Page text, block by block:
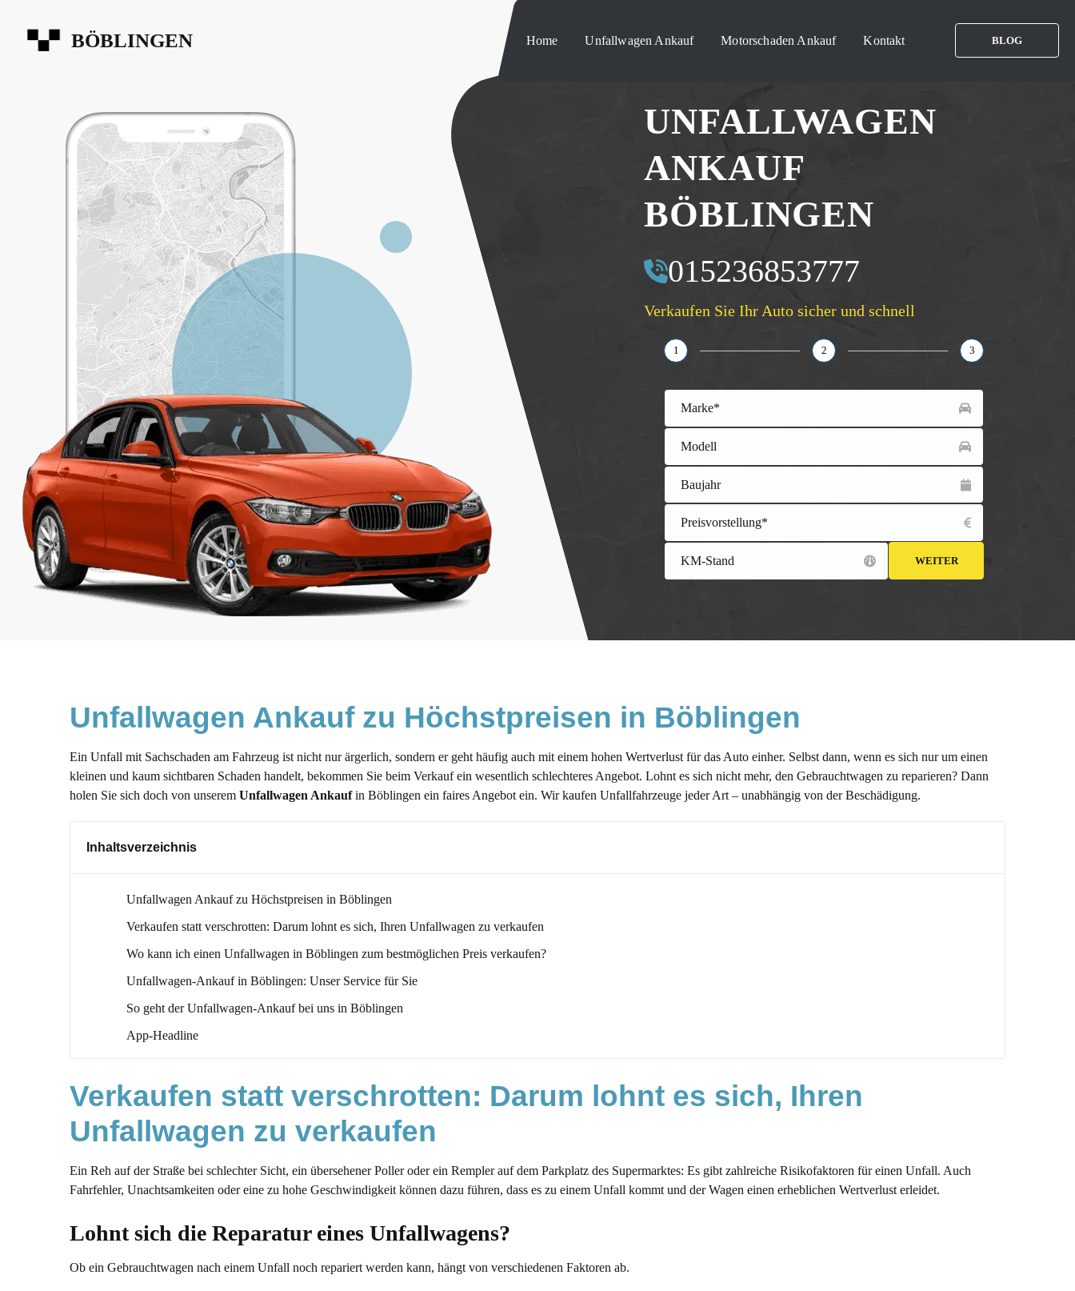
BÖBLINGEN Home Unfallwagen Ankauf Motorschaden Ankauf Kontakt BLOG
UNFALLWAGEN
ANKAUF
BÖBLINGEN
015236853777
Verkaufen Sie Ihr Auto sicher und schnell
1 2 3
Marke*
Modell
Baujahr
Preisvorstellung*
KM-Stand WEITER
Unfallwagen Ankauf zu Höchstpreisen in Böblingen
Ein Unfall mit Sachschaden am Fahrzeug ist nicht nur ärgerlich, sondern er geht häufig auch mit einem hohen Wertverlust für das Auto einher. Selbst dann, wenn es sich nur um einen
kleinen und kaum sichtbaren Schaden handelt, bekommen Sie beim Verkauf ein wesentlich schlechteres Angebot. Lohnt es sich nicht mehr, den Gebrauchtwagen zu reparieren? Dann
holen Sie sich doch von unserem Unfallwagen Ankaufin Böblingen ein faires Angebot ein. Wir kaufen Unfallfahrzeuge jeder Art – unabhängig von der Beschädigung.
Inhaltsverzeichnis
Unfallwagen Ankauf zu Höchstpreisen in Böblingen
Verkaufen statt verschrotten: Darum lohnt es sich, Ihren Unfallwagen zu verkaufen
Wo kann ich einen Unfallwagen in Böblingen zum bestmöglichen Preis verkaufen?
Unfallwagen-Ankauf in Böblingen: Unser Service für Sie
So geht der Unfallwagen-Ankauf bei uns in Böblingen
App-Headline
FAQ: Ihre Fragen & unsere Antworten zum Ankauf von Unfallwagen
Verkaufen statt verschrotten: Darum lohnt es sich, Ihren
Unfallwagen zu verkaufen
Ein Reh auf der Straße bei schlechter Sicht, ein übersehener Poller oder ein Rempler auf dem Parkplatz des Supermarktes: Es gibt zahlreiche Risikofaktoren für einen Unfall. Auch
Fahrfehler, Unachtsamkeiten oder eine zu hohe Geschwindigkeit können dazu führen, dass es zu einem Unfall kommt und der Wagen einen erheblichen Wertverlust erleidet.
Lohnt sich die Reparatur eines Unfallwagens?
Ob ein Gebrauchtwagen nach einem Unfall noch repariert werden kann, hängt von verschiedenen Faktoren ab.